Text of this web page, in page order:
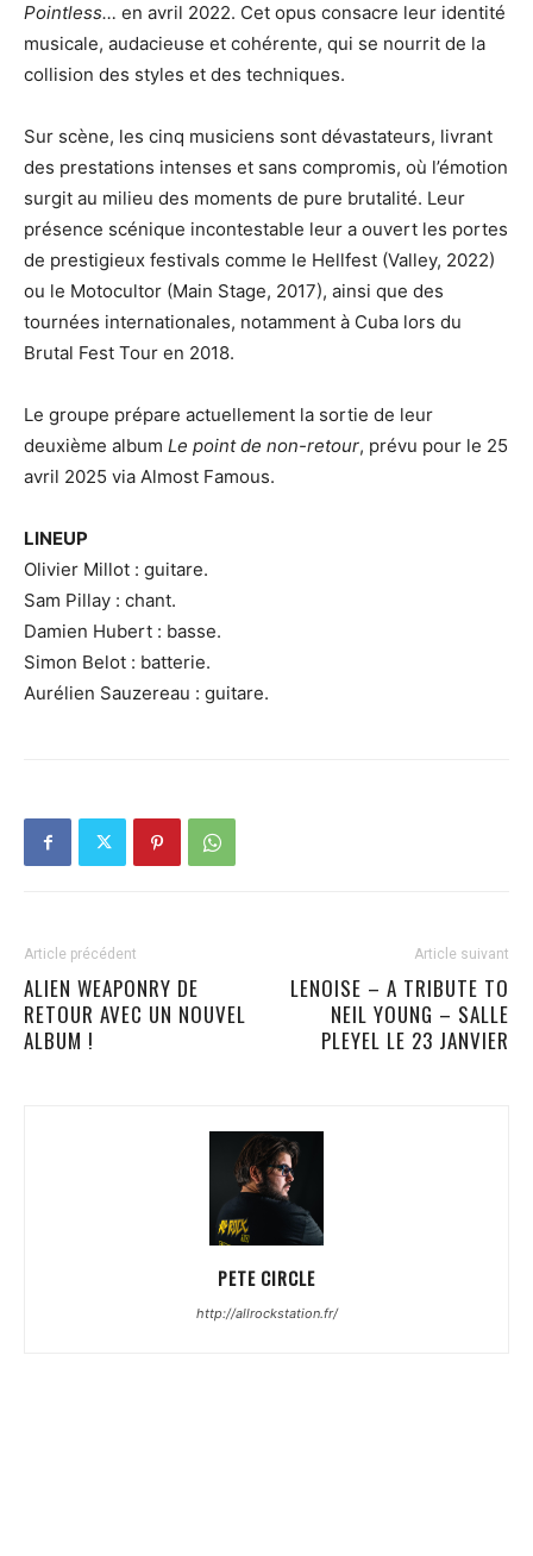
Pointless… en avril 2022. Cet opus consacre leur identité
musicale, audacieuse et cohérente, qui se nourrit de la
collision des styles et des techniques.
Sur scène, les cinq musiciens sont dévastateurs, livrant
des prestations intenses et sans compromis, où l’émotion
surgit au milieu des moments de pure brutalité. Leur
présence scénique incontestable leur a ouvert les portes
de prestigieux festivals comme le Hellfest (Valley, 2022)
ou le Motocultor (Main Stage, 2017), ainsi que des
tournées internationales, notamment à Cuba lors du
Brutal Fest Tour en 2018.
Le groupe prépare actuellement la sortie de leur
deuxième album Le point de non-retour, prévu pour le 25
avril 2025 via Almost Famous.
LINEUP
Olivier Millot : guitare.
Sam Pillay : chant.
Damien Hubert : basse.
Simon Belot : batterie.
Aurélien Sauzereau : guitare.
Article précédent
ALIEN WEAPONRY DE
RETOUR AVEC UN NOUVEL
ALBUM !
Article suivant
LENOISE – A TRIBUTE TO
NEIL YOUNG – SALLE
PLEYEL LE 23 JANVIER
PETE CIRCLE
http://allrockstation.fr/